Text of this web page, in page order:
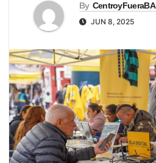
By CentroyFueraBA
JUN 8, 2025